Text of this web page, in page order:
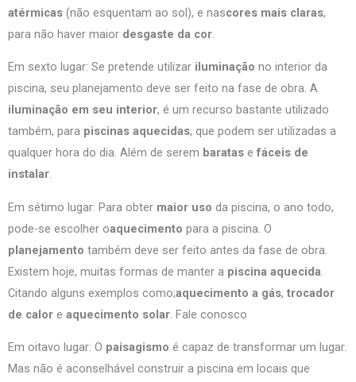
atérmicas (não esquentam ao sol), e nascores mais claras,
para não haver maior desgaste da cor.
Em sexto lugar: Se pretende utilizar iluminação no interior da
piscina, seu planejamento deve ser feito na fase de obra. A
iluminação em seu interior, é um recurso bastante utilizado
também, para piscinas aquecidas, que podem ser utilizadas a
qualquer hora do dia. Além de serem baratas e fáceis de
instalar.
Em sétimo lugar: Para obter maior uso da piscina, o ano todo,
pode-se escolher oaquecimento para a piscina. O
planejamento também deve ser feito antes da fase de obra.
Existem hoje, muitas formas de manter a piscina aquecida.
Citando alguns exemplos como;aquecimento a gás, trocador
de calor e aquecimento solar. Fale conosco
Em oitavo lugar: O paisagismo é capaz de transformar um lugar.
Mas não é aconselhável construir a piscina em locais que